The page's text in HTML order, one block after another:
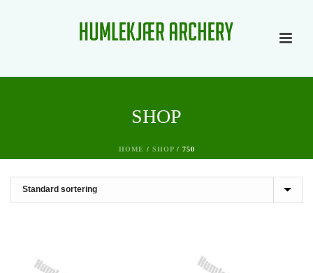
SHOP
HOME / SHOP/ 750